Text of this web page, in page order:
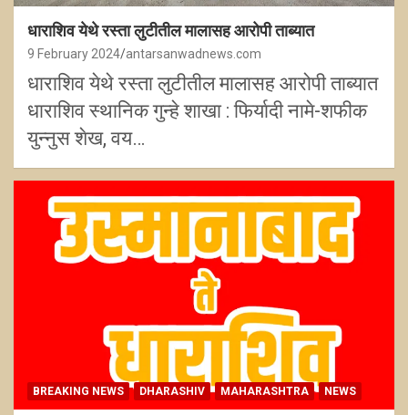
धाराशिव येथे रस्ता लुटीतील मालासह आरोपी ताब्यात
9 February 2024 antarsanwadnews.com
धाराशिव येथे रस्ता लुटीतील मालासह आरोपी ताब्यात
धाराशिव स्थानिक गुन्हे शाखा : फिर्यादी नामे-शफीक
युन्नुस शेख, वय…
BREAKING NEWS DHARASHIV MAHARASHTRA NEWS